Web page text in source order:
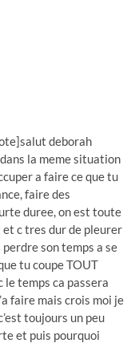
deborah
dans la meme situation
a faire ce que tu
faire des
duree, on est toute
et c tres dur de pleurer
son temps a se
tu coupe TOUT
temps ca passera
faire mais crois moi je
toujours un peu
et puis pourquoi